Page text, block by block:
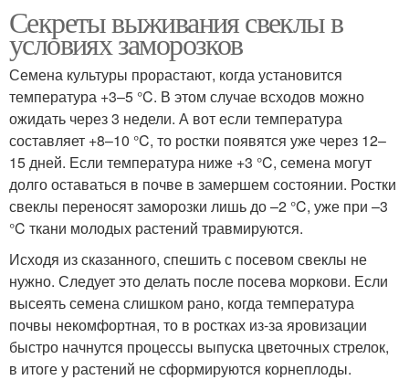
Секреты выживания свеклы в
условиях заморозков
Семена культуры прорастают, когда установится
температура +3–5 °C. В этом случае всходов можно
ожидать через 3 недели. А вот если температура
составляет +8–10 °C, то ростки появятся уже через 12–
15 дней. Если температура ниже +3 °C, семена могут
долго оставаться в почве в замершем состоянии. Ростки
свеклы переносят заморозки лишь до –2 °C, уже при –3
°C ткани молодых растений травмируются.
Исходя из сказанного, спешить с посевом свеклы не
нужно. Следует это делать после посева моркови. Если
высеять семена слишком рано, когда температура
почвы некомфортная, то в ростках из-за яровизации
быстро начнутся процессы выпуска цветочных стрелок,
в итоге у растений не сформируются корнеплоды.